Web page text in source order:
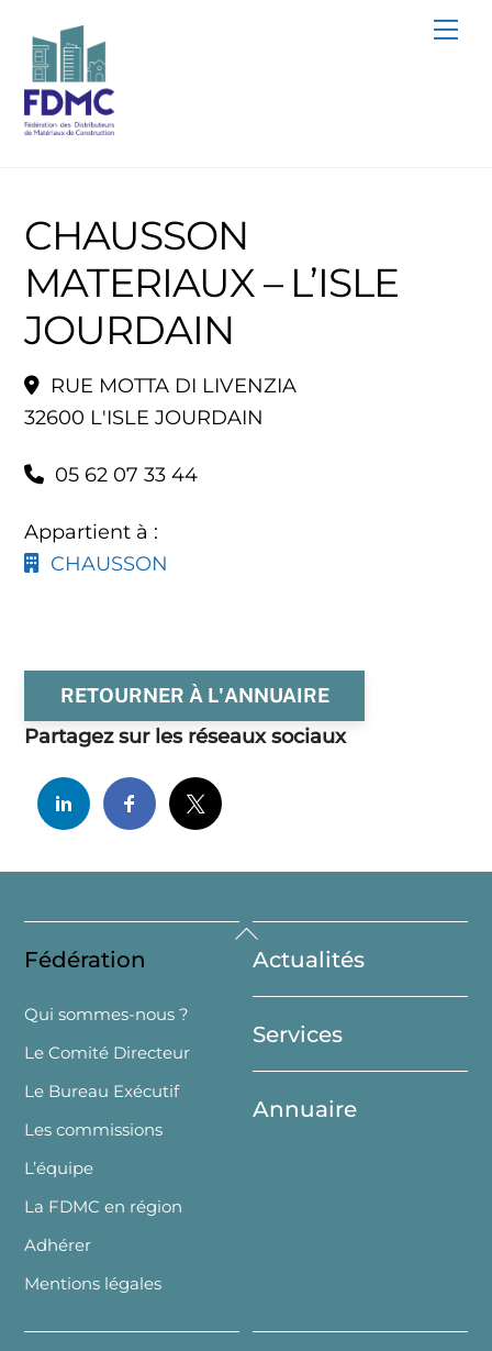
content
CHAUSSON
MATERIAUX – L’ISLE
JOURDAIN
RUE MOTTA DI LIVENZIA
32600 L'ISLE JOURDAIN
05 62 07 33 44
Appartient à :
CHAUSSON
RETOURNER À L'ANNUAIRE
Partagez sur les réseaux sociaux
Back
To
Top
Fédération
Qui sommes-nous ?
Le Comité Directeur
Le Bureau Exécutif
Les commissions
L’équipe
La FDMC en région
Adhérer
Mentions légales
Actualités
Services
Annuaire